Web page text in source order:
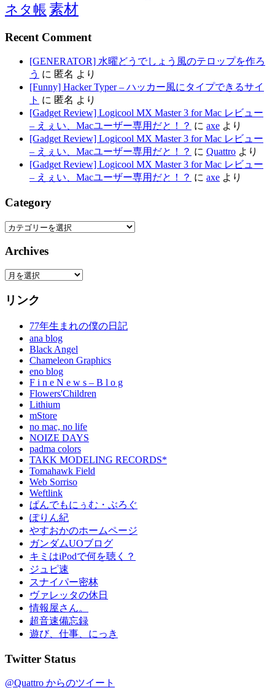
ネタ帳 素材
Recent Comment
[GENERATOR] 水曜どうでしょう風のテロップを作ろ
う に 匿名 より
[Funny] Hacker Typer – ハッカー風にタイプできるサイ
ト に 匿名 より
[Gadget Review] Logicool MX Master 3 for Mac レビュー
– えぇい、Macユーザー専用だと！？ に axe より
[Gadget Review] Logicool MX Master 3 for Mac レビュー
– えぇい、Macユーザー専用だと！？ に Quattro より
[Gadget Review] Logicool MX Master 3 for Mac レビュー
– えぇい、Macユーザー専用だと！？ に axe より
Category
Category
Archives
Archives
リンク
77年生まれの僕の日記
ana blog
Black Angel
Chameleon Graphics
eno blog
F i n e N e w s – B l o g
Flowers'Children
Lithium
mStore
no mac, no life
NOIZE DAYS
padma colors
TAKK MODELING RECORDS*
Tomahawk Field
Web Sorriso
Weftlink
ぱんでもにぅむ・ぶろぐ
ぽりん紀
やすおかのホームページ
ガンダムUOブログ
キミはiPodで何を聴く？
ジュピ速
スナイパー密林
ヴァレッタの休日
情報屋さん。
超音速備忘録
遊び、仕事、にっき
Twitter Status
@Quattro からのツイート